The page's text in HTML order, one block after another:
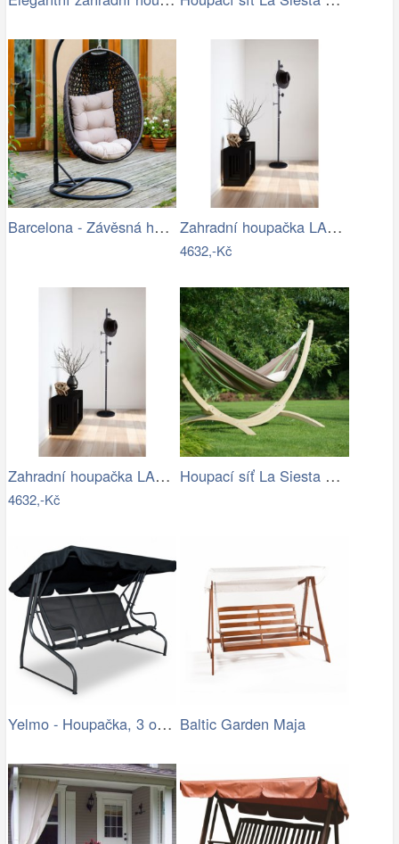
Barcelona - Závěsná houpačka (hnědá) Zahradní houpačka LAMIA Tempo Kondela
4632,-Kč
Zahradní houpačka LAMIA Tempo Kondela
4632,-Kč
Houpací síť La Siesta Flora Family …
Yelmo - Houpačka, 3 osoby (grafit,… Baltic Garden Maja